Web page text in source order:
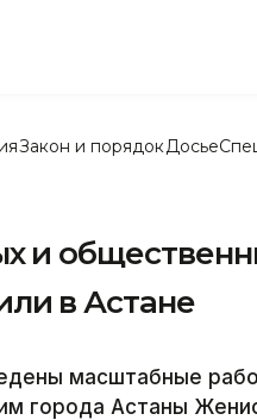
Закон и порядок Досье
и
в Астане
масштабные
города Астаны